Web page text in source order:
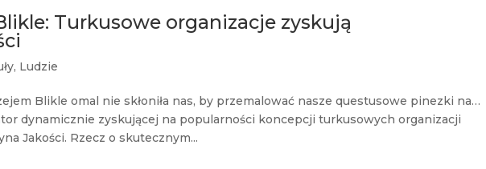
Turkusowe organizacje zyskują
, Ludzie
Blikle omal nie skłoniła nas, by przemalować nasze questusowe pinezki na…
dynamicznie zyskującej na popularności koncepcji turkusowych organizacji
Jakości. Rzecz o skutecznym...